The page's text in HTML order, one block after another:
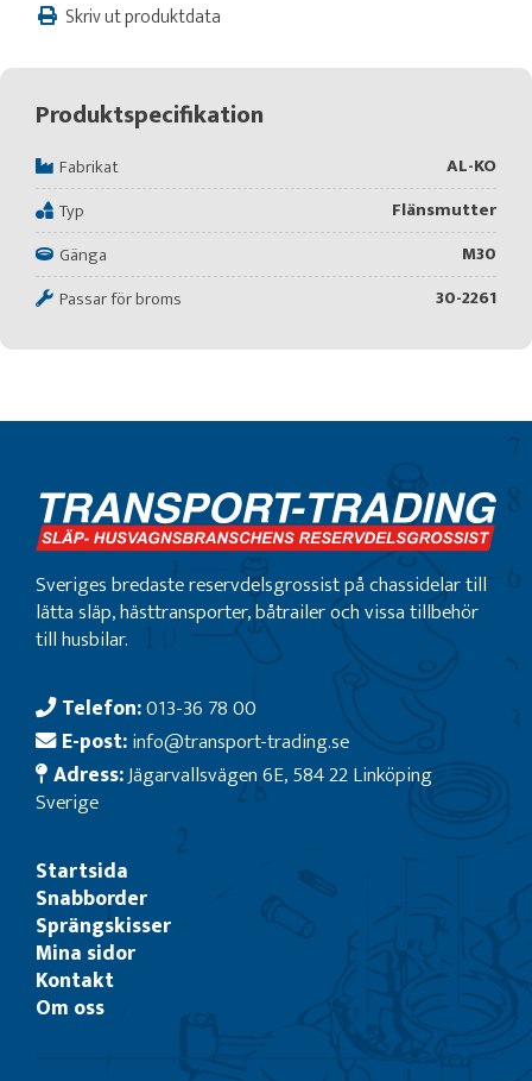
Skriv ut produktdata
Produktspecifikation
Fabrikat
AL-KO
Typ
Flänsmutter
Gänga
M30
Passar för broms
30-2261
Sveriges bredaste reservdelsgrossist på chassidelar till
lätta släp, hästtransporter, båtrailer och vissa tillbehör
till husbilar.
Telefon:013-36 78 00
E-post:info@transport-trading.se
Adress:Jägarvallsvägen 6E, 584 22 Linköping
Sverige
Startsida
Snabborder
Sprängskisser
Mina sidor
Kontakt
Om oss